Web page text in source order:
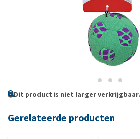
Dit product is niet langer verkrijgbaar.
Gerelateerde producten